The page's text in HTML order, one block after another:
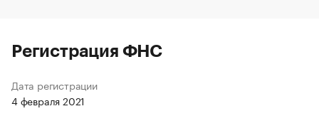
Регистрация ФНС
Дата регистрации
4 февраля 2021